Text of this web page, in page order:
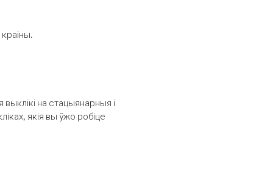
на стацыянарныя і
якія вы ўжо робіце